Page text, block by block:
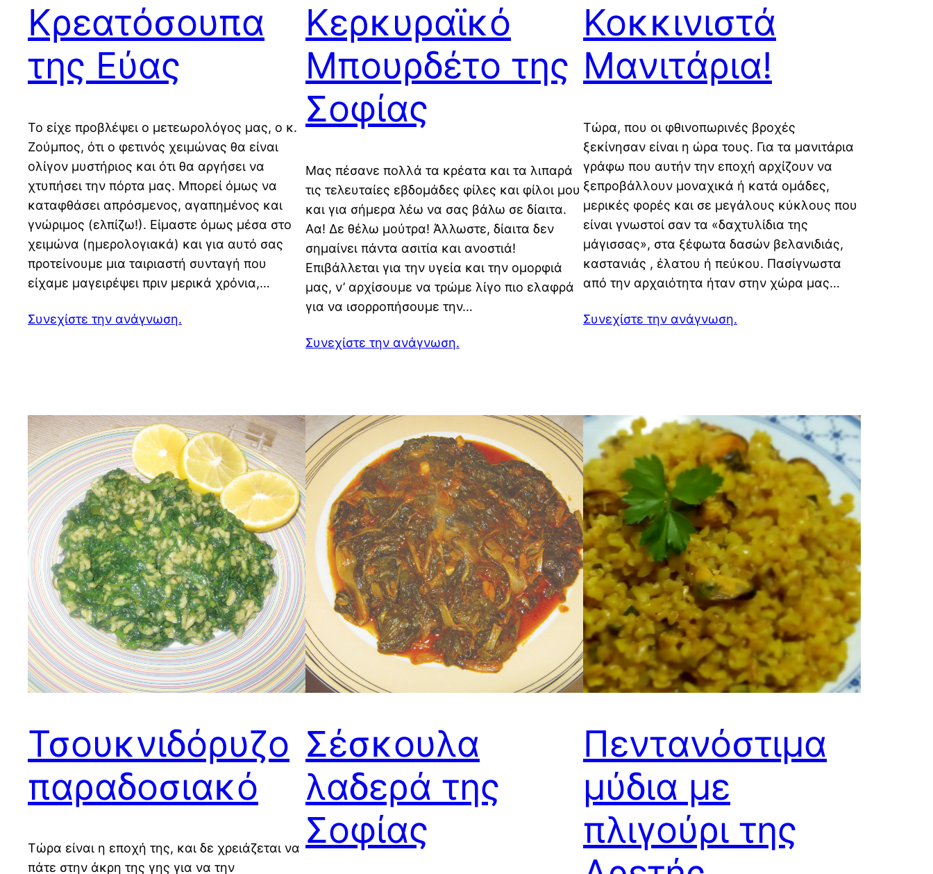
Κρεατόσουπα
της Εύας
Το είχε προβλέψει ο μετεωρολόγος μας, ο κ.
Ζούμπος, ότι ο φετινός χειμώνας θα είναι
ολίγον μυστήριος και ότι θα αργήσει να
χτυπήσει την πόρτα μας. Μπορεί όμως να
καταφθάσει απρόσμενος, αγαπημένος και
γνώριμος (ελπίζω!). Είμαστε όμως μέσα στο
χειμώνα (ημερολογιακά) και για αυτό σας
προτείνουμε μια ταιριαστή συνταγή που
είχαμε μαγειρέψει πριν μερικά χρόνια,…
Συνεχίστε την ανάγνωση.
Κερκυραϊκό
Μπουρδέτο της
Σοφίας
Μας πέσανε πολλά τα κρέατα και τα λιπαρά
τις τελευταίες εβδομάδες φίλες και φίλοι μου
και για σήμερα λέω να σας βάλω σε δίαιτα.
Αα! Δε θέλω μούτρα! Άλλωστε, δίαιτα δεν
σημαίνει πάντα ασιτία και ανοστιά!
Επιβάλλεται για την υγεία και την ομορφιά
μας, ν’ αρχίσουμε να τρώμε λίγο πιο ελαφρά
για να ισορροπήσουμε την…
Συνεχίστε την ανάγνωση.
Κοκκινιστά
Μανιτάρια!
Τώρα, που οι φθινοπωρινές βροχές
ξεκίνησαν είναι η ώρα τους. Για τα μανιτάρια
γράφω που αυτήν την εποχή αρχίζουν να
ξεπροβάλλουν μοναχικά ή κατά ομάδες,
μερικές φορές και σε μεγάλους κύκλους που
είναι γνωστοί σαν τα «δαχτυλίδια της
μάγισσας», στα ξέφωτα δασών βελανιδιάς,
καστανιάς , έλατου ή πεύκου. Πασίγνωστα
από την αρχαιότητα ήταν στην χώρα μας…
Συνεχίστε την ανάγνωση.
Τσουκνιδόρυζο
παραδοσιακό
Τώρα είναι η εποχή της, και δε χρειάζεται να
πάτε στην άκρη της γης για να την
Σέσκουλα
λαδερά της
Σοφίας
Πεντανόστιμα
μύδια με
πλιγούρι της